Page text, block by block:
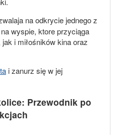
na odkrycie jednego z
wyspie, ktore przyciąga
i miłośników kina oraz
i zanurz się w jej
Przewodnik po